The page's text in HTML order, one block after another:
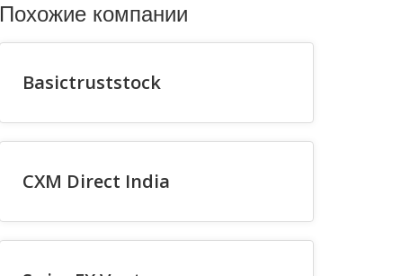
Похожие компании
Basictruststock
CXM Direct India